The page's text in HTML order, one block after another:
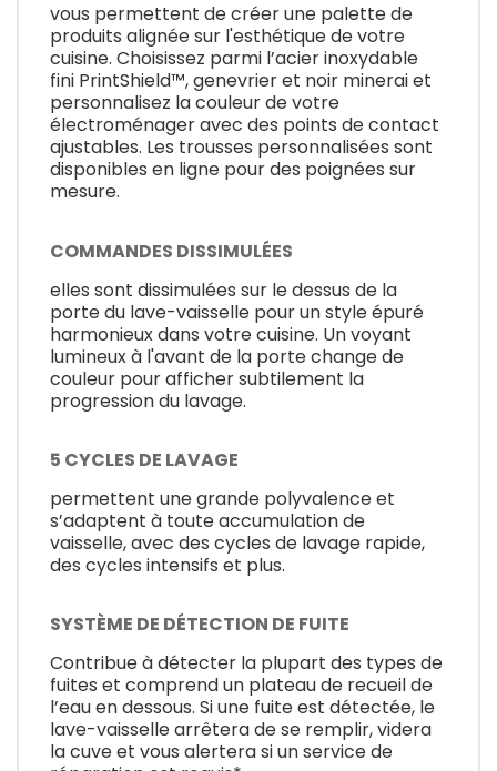
vous permettent de créer une palette de
produits alignée sur l'esthétique de votre
cuisine. Choisissez parmi l’acier inoxydable
fini PrintShield™, genevrier et noir minerai et
personnalisez la couleur de votre
électroménager avec des points de contact
ajustables. Les trousses personnalisées sont
disponibles en ligne pour des poignées sur
mesure.
COMMANDES DISSIMULÉES
elles sont dissimulées sur le dessus de la
porte du lave-vaisselle pour un style épuré
harmonieux dans votre cuisine. Un voyant
lumineux à l'avant de la porte change de
couleur pour afficher subtilement la
progression du lavage.
5 CYCLES DE LAVAGE
permettent une grande polyvalence et
s’adaptent à toute accumulation de
vaisselle, avec des cycles de lavage rapide,
des cycles intensifs et plus.
SYSTÈME DE DÉTECTION DE FUITE
Contribue à détecter la plupart des types de
fuites et comprend un plateau de recueil de
l’eau en dessous. Si une fuite est détectée, le
lave-vaisselle arrêtera de se remplir, videra
la cuve et vous alertera si un service de